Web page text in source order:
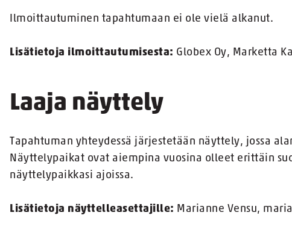
Ilmoittautuminen tapahtumaan ei ole vielä alkanut.
Lisätietoja ilmoittautumisesta: Globex Oy, Marketta
Laaja näyttely
Tapahtuman yhteydessä järjestetään näyttely, jossa
Näyttelypaikat ovat aiempina vuosina olleet erittäin
näyttelypaikkasi ajoissa.
Lisätietoja näyttelleasettajille: Marianne Vensu,